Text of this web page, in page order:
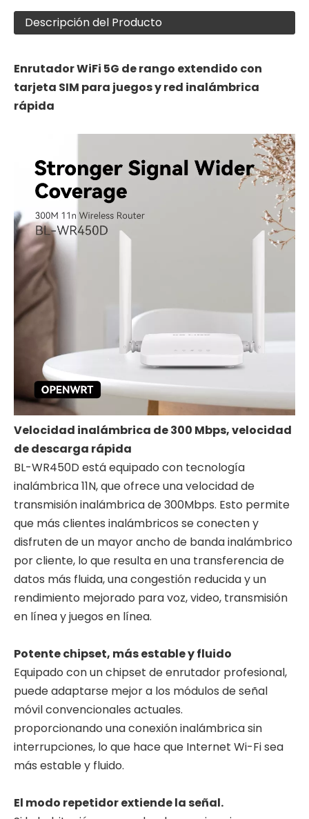
Descripción del Producto
Enrutador WiFi 5G de rango extendido con
tarjeta SIM para juegos y red inalámbrica
rápida
Velocidad inalámbrica de 300 Mbps, velocidad
de descarga rápida
BL-WR450D está equipado con tecnología
inalámbrica 11N, que ofrece una velocidad de
transmisión inalámbrica de 300Mbps. Esto permite
que más clientes inalámbricos se conecten y
disfruten de un mayor ancho de banda inalámbrico
por cliente, lo que resulta en una transferencia de
datos más fluida, una congestión reducida y un
rendimiento mejorado para voz, video, transmisión
en línea y juegos en línea.
Potente chipset, más estable y fluido
Equipado con un chipset de enrutador profesional,
puede adaptarse mejor a los módulos de señal
móvil convencionales actuales.
proporcionando una conexión inalámbrica sin
interrupciones, lo que hace que Internet Wi-Fi sea
más estable y fluido.
El modo repetidor extiende la señal.